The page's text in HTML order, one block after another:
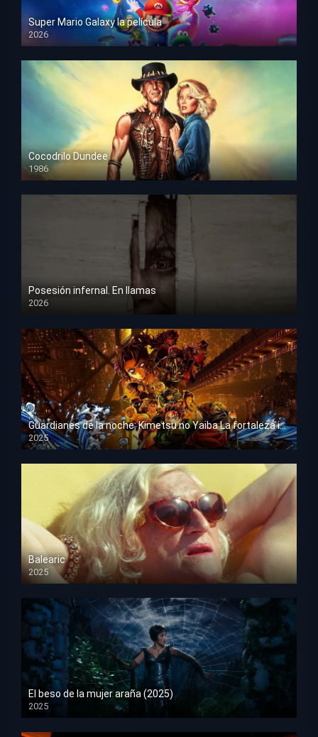
Super Mario Galaxy la película
2026
HD 1080p
Cocodrilo Dundee
1986
HD 1080p
Posesión infernal. En llamas
2026
HD 1080p
Guardianes de la noche: Kimetsu no Yaiba La fortaleza infinita
2025
HD 1080p
Balearic
2025
HD 1080p
El beso de la mujer araña (2025)
2025
HD 1080p